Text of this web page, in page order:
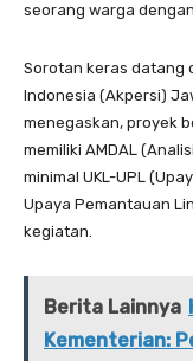
seorang warga
Sorotan keras datang
Indonesia (Akpersi)
menegaskan, proyek
memiliki AMDAL
minimal UKL-UPL
Upaya Pemantauan
kegiatan.
Berita Lainnya
Kementerian: